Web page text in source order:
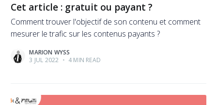
Cet article : gratuit ou payant ?
Comment trouver l'objectif de son contenu et comment
mesurer le trafic sur les contenus payants ?
MARION WYSS
3 JUL 2022 • 4 MIN READ